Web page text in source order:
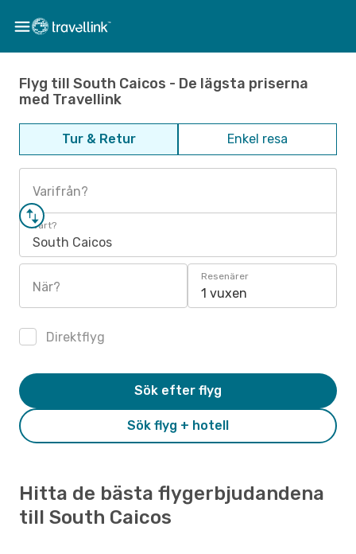
Flyg till South Caicos - De lägsta priserna
med Travellink
Tur & Retur Enkel resa
Varifrån?
Vart?
South Caicos
När?
Resenärer
1 vuxen
Direktflyg
Sök flyg + hotell
Sök efter flyg
Hitta de bästa flygerbjudandena
till South Caicos